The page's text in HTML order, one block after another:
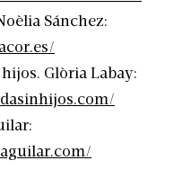
Sánchez:
Glòria Labay: